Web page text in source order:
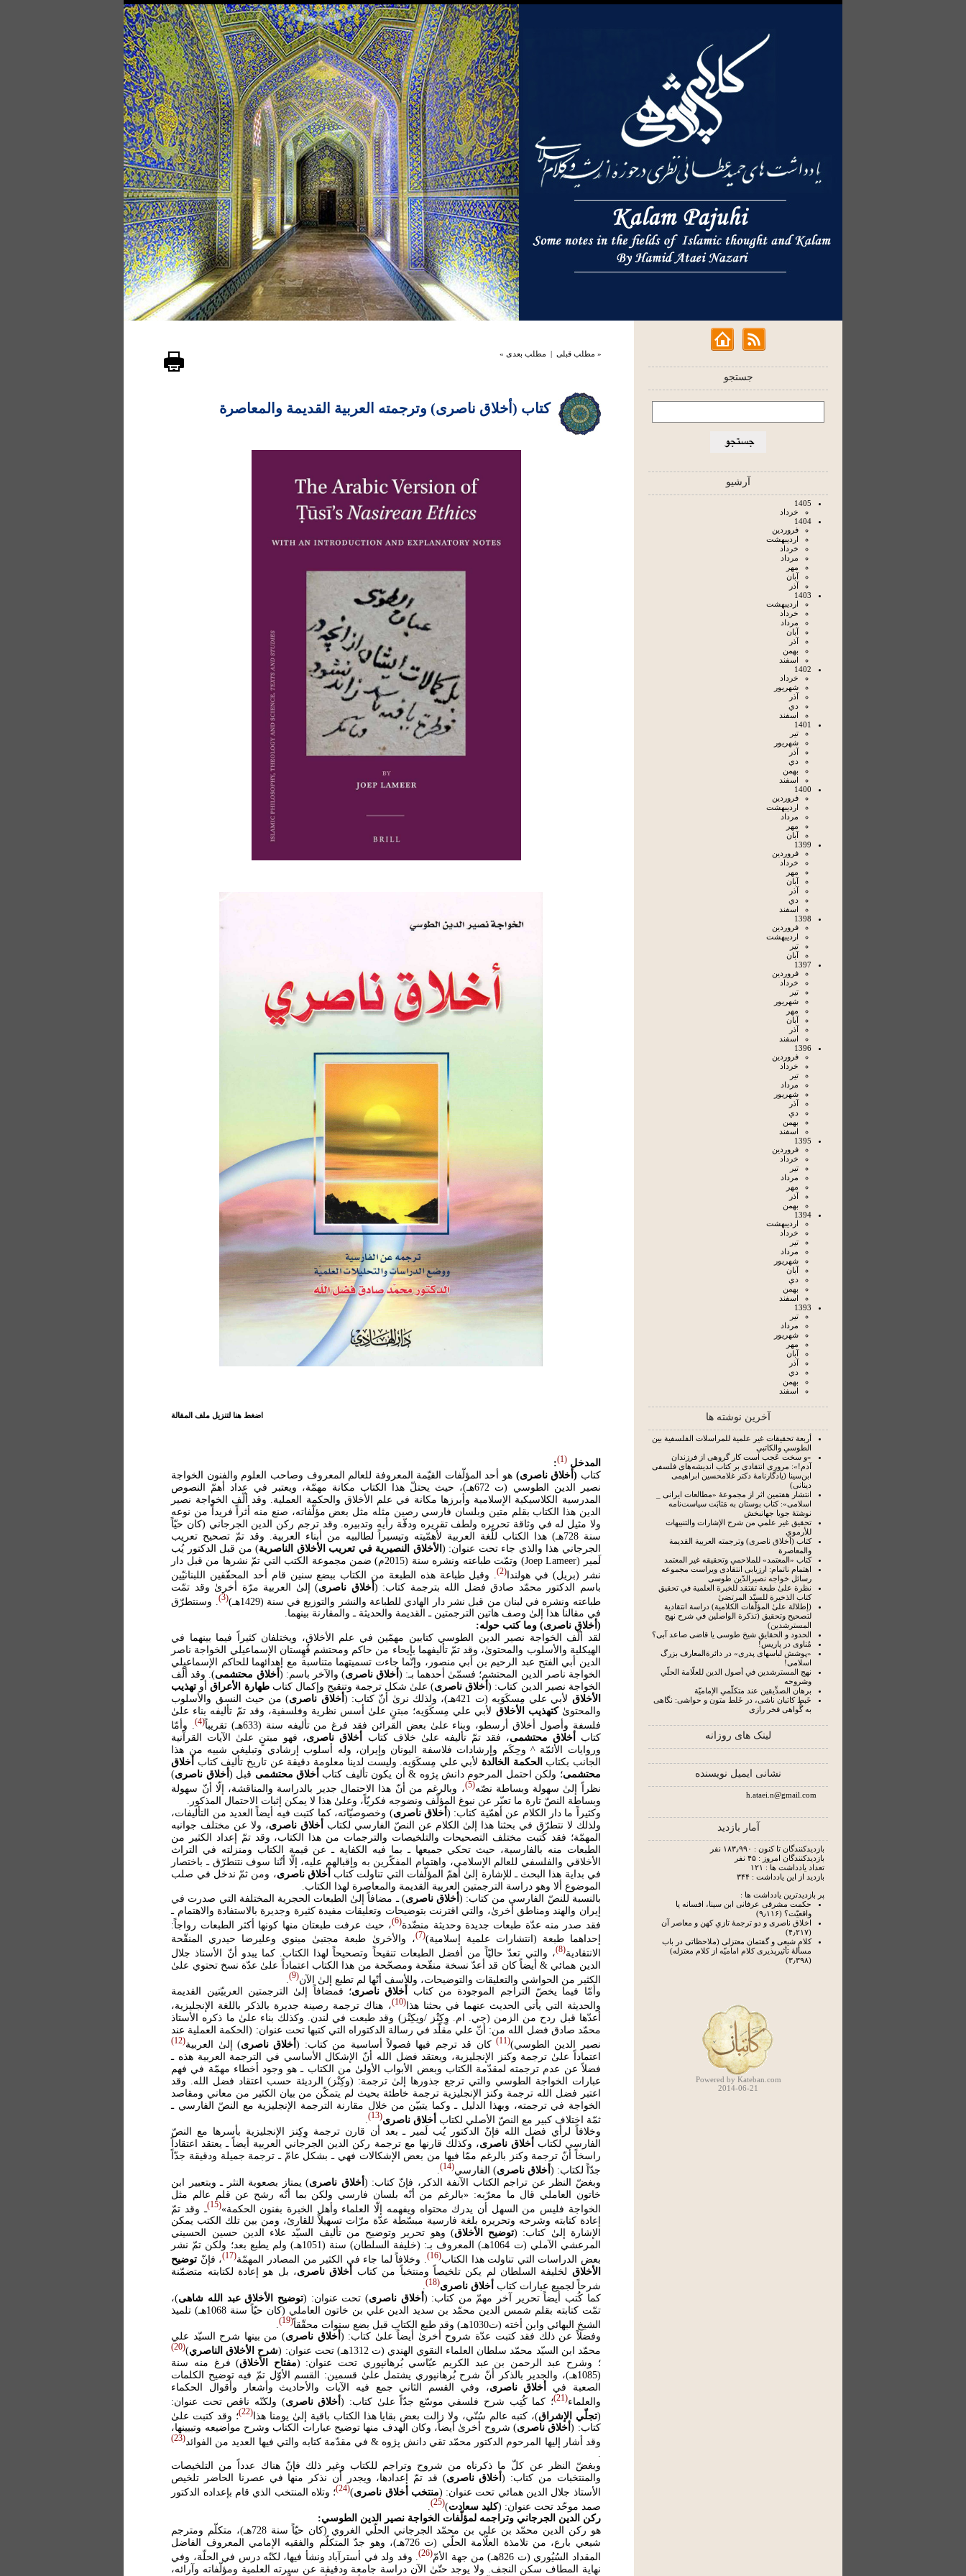
جستجو
آرشیو
1405
خرداد
1404
فروردين
ارديبهشت
خرداد
مرداد
مهر
آبان
آذر
1403
ارديبهشت
خرداد
مرداد
آبان
آذر
بهمن
اسفند
1402
خرداد
شهريور
آذر
دي
اسفند
1401
تير
شهريور
آذر
دي
بهمن
اسفند
1400
فروردين
ارديبهشت
مرداد
مهر
آبان
1399
فروردين
خرداد
مهر
آبان
آذر
دي
اسفند
1398
فروردين
ارديبهشت
تير
آبان
1397
فروردين
خرداد
تير
شهريور
مهر
آبان
آذر
اسفند
1396
فروردين
خرداد
تير
مرداد
شهريور
آذر
دي
بهمن
اسفند
1395
فروردين
خرداد
تير
مرداد
مهر
آذر
بهمن
1394
ارديبهشت
خرداد
تير
مرداد
شهريور
آبان
دي
بهمن
اسفند
1393
تير
مرداد
شهريور
مهر
آبان
آذر
دي
بهمن
اسفند
آخرین نوشته ها
أربعة تحقيقات غير علمية للمراسلات الفلسفية بين
الطوسي والكاتبي
«و سخت عَجب است کار گروهی از فرزندان
آدم!»: مروری انتقادی بر کتاب اندیشه‌های فلسفی
ابن‌سینا (یادگارنامۀ دکتر غلامحسین ابراهیمی
دینانی)
انتشار هفتمین اثر از مجموعۀ «مطالعات ایرانی _
اسلامی»: کتاب بوستان به‌ مَثابَت سیاست‌نامه
نوشتۀ جویا جهانبخش
تحقيق غير علمي من شرح الإشارات والتنبيهات
للأرموي
كتاب (أخلاق ناصرى) وترجمته العربية القديمة
والمعاصرة
كتاب «المعتمد» للملاحمي وتحقيقه غير المعتمد
اهتمام ناتمام: ارزیابی انتقادی ویراست مجموعه
رسائل خواجه نصیرالدّین طوسی
نظرة علىٰ طبعة تفتقد للخبرة العلمية في تحقيق
كتاب الذخيرة للسيّد المرتضىٰ
(إطلالة علىٰ المؤلّفات الكلامية) دراسة انتقادية
لتصحيح وتحقيق (تذكرة الواصلين في شرح نهج
المسترشدين)
الحدود و الحقایقِ شیخ طوسی یا قاضی صاعد آبی؟
مُناوی در پاریس!
«پوشش لباسهای پدری» در دائرة‌المعارف بزرگ
اسلامی!
نهج المسترشدين في أصول الدين للعلّامة الحلّي
وشروحه
برهان الصدِّيقين عند متكلّمي الإماميّة
خَبط کاتبان ناشی، در خَلط متون و حواشی: نگاهی
به گُواهی فخر رازی
لینک های روزانه
نشانی ایمیل نویسنده
h.ataei.n@gmail.com
آمار بازدید
بازدیدکنندگان تا کنون : ۱۸۳٫۹۹۰ نفر
بازدیدکنندگان امروز : ۴۵ نفر
تعداد یادداشت ها : ۱۲۱
بازدید از این یادداشت : ۳۴۴
پر بازدیدترین یادداشت ها :
حکمت مشرقی عرفانی ابن سینا، افسانه یا
واقعیّت؟ (۹٫۱۱۶)
اخلاق ناصری و دو ترجمۀ تازیِ کهن و معاصر آن
(۴٫۲۱۷)
کلام شیعی و گفتمان معتزلی (ملاحظاتی در باب
مسألۀ تأثیرپذیری کلام امامیّه از کلام معتزله)
(۳٫۳۹۸)
Powered by Kateban.com
2014-06-21
« مطلب قبلی | مطلب بعدی »
كتاب (أخلاق ناصرى) وترجمته العربية القديمة والمعاصرة
اضغط هنا لتنزيل ملف المقالة
المدخل 1
:
كتاب (أخلاق ناصرى) هو أحد المؤلّفات القيّمة المعروفة للعالم المعروف وصاحب العلوم والفنون الخواجة
نصير الدين الطوسي (ت 672هـ)، حيث يحتلّ هذا الكتاب مكانة مهمّة، ويعتبر في عداد أهمّ النصوص
المدرسية الكلاسيكية الإسلامية وأبرزها مكانة في علم الأخلاق والحكمة العملية. وقد ألّف الخواجة نصير
الدين هذا الكتاب بقلم متين وبلسان فارسي رصين مثله مثل بعض مؤلّفاته، صنع منه أثراً فريداً من نوعه
ولا مثيل له في وثاقة تحريره ولطف تقريره ودقّة رأيه وتدبيره. وقد ترجم ركن الدين الجرجاني (كان حيّاً
سنة 728هـ) هذا الكتاب للّغة العربية لأهمّيته وتيسيراً لطالبيه من أبناء العربية. وقد تمّ تصحيح تعريب
الجرجاني هذا والذي جاء تحت عنوان: ( الأخلاق النصيرية في تعريب الأخلاق الناصرية) من قبل الدكتور يُب
لَمير (Joep Lameer) وتمّت طباعته ونشره سنة (2015م) ضمن مجموعة الكتب التي تمّ نشرها من قبل دار
نشر (بريل) في هولندا 2 . وقبل طباعة هذه الطبعة من الكتاب ببضع سنين قام أحد المحقّقين اللبنانيّين
باسم الدكتور محمّد صادق فضل الله بترجمة كتاب: ( أخلاق ناصرى) إلىٰ العربية مرّة أخرىٰ وقد تمّت
طباعته ونشره في لبنان من قبل نشر دار الهادي للطباعة والنشر والتوزيع في سنة (1429هـ)
3
. وسنتطرّق
في مقالنا هذا إلىٰ وصف هاتين الترجمتين ـ القديمة والحديثة ـ والمقارنة بينهما.
(أخلاق ناصرى) وما كتب حوله:
لقد ألّف الخواجة نصير الدين الطوسي كتابين مهمّين في علم الأخلاق، ويختلفان كثيراً فيما بينهما في
الهيكلية والأسلوب والمحتوىٰ، وقد تمّ تأليفهما بإيحاء من حاكم ومحتشم قُهِستان الإسماعيلي الخواجة ناصر
الدين أبي الفتح عبد الرحيم بن أبي منصور، وإنّما جاءت تسميتهما متناسبة مع إهدائهما للحاكم الإسماعيلي
الخواجة ناصر الدين المحتشم؛ فسمّىٰ أحدهما بـ: (أخلاق ناصرى) والآخر باسم: ( أخلاق محتشمى). وقد ألّف
الخواجة نصير الدين كتاب: (أخلاق ناصرى) علىٰ شكل ترجمة وتنقيح وإكمال كتابطهارة الأعراقأو تهذيب
الأخلاق لأبي علي مِسكَوَيه (ت 421هـ)، ولذلك نرىٰ أنّ كتاب: ( أخلاق ناصرى) من حيث النسق والأسلوب
والمحتوىٰكتهذيب الأخلاق لأبي علي مِسكَوَيه؛ مبتنٍ علىٰ أسس نظرية وفلسفية، وقد تمّ تأليفه بناء علىٰ
فلسفة وأصول أخلاق أرسطو، وبناء علىٰ بعض القرائن فقد فرغ من تأليفه سنة (633هـ) تقريباً
4 . وأمّا
كتاب
أخلاق محتشمى، فقد تمّ تأليفه علىٰ خلاف كتاب أخلاق ناصرى، فهو مبتنٍ علىٰ الآيات القرآنية
وروايات الأئمّة ^ وحِكَم وإرشادات فلاسفة اليونان وإيران، وله أسلوب إرشادي وتبليغي شبيه من هذا
الجانب بكتاب الحكمة الخالدة لأبي علي مِسكَوَيه. وليست لدينا معلومة دقيقة عن تاريخ تأليف كتاب
أخلاق
محتشمى؛ ولكن احتمل المرحوم دانش پژوه & أن يكون تأليف كتاب أخلاق محتشمى قبل ( أخلاق ناصرى)
نظراً إلىٰ سهولة وبساطة نصّه 5 ، وبالرغم من أنّ هذا الاحتمال جدير بالدراسة والمناقشة، إلّا أنّ سهولة
وبساطة النصّ تارة ما تعبّر عن نبوغ المؤلّف ونضوجه فكريّاً، وعلىٰ هذا لا يمكن إثبات الاحتمال المذكور.
وكثيراً ما دار الكلام عن أهمّية كتاب: ( أخلاق ناصرى) وخصوصيّاته، كما كتبت فيه أيضاً العديد من التأليفات،
ولذلك لا نتطرّق في بحثنا هذا إلىٰ الكلام عن النصّ الفارسي لكتاب
أخلاق ناصرى، ولا عن مختلف جوانبه
المهمّة؛ فقد كُتبت مختلف التصحيحات والتلخيصات والترجمات من هذا الكتاب، وقد تمّ إعداد الكثير من
الطبعات منه بالفارسية، حيث تحكي جميعها ـ بما فيه الكفاية ـ عن قيمة الكتاب ومنزلته في التراث
الأخلاقي والفلسفي للعالم الإسلامي، واهتمام المفكّرين به وإقبالهم عليه، إلّا أنّنا سوف نتنطرّق ـ باختصار
في بداية هذا البحث ـ للإشارة إلىٰ أهمّ المؤلّفات التي تناولت كتاب أخلاق ناصرى، ومن ثمّ ندخل في صلب
الموضوع ألا وهو دراسة الترجمتين العربية القديمة والمعاصرة لهذا الكتاب.
بالنسبة للنصّ الفارسي من كتاب: ( أخلاق ناصرى) ـ مضافاً إلىٰ الطبعات الحجرية المختلفة التي صدرت في
إيران والهند ومناطق أخرىٰ، والتي اقترنت بتوضيحات وتعليقات مفيدة كثيرة وجديرة بالاستفادة والاهتمام ـ
فقد صدر منه عدّة طبعات جديدة وحديثة منضّدة 6 ، حيث عرفت طبعتان منها كونها أكثر الطبعات رواجاً:
إحداهما طبعة (انتشارات علمية إسلامية) 7 ، والأخرىٰ طبعة مجتبىٰ مينوي وعليرضا حيدري المنقّحة
الانتقادية 8 ، والتي تعدّ حاليّاً من أفضل الطبعات تنقيحاً وتصحيحاً لهذا الكتاب. كما يبدو أنّ الأستاذ جلال
الدين همائي & أيضاً كان قد أعدّ نسخة منقّحة ومصحّحة من هذا الكتاب اعتماداً علىٰ عدّة نسخ تحتوي علىٰ
الكثير من الحواشي والتعليقات والتوضيحات، وللأسف أنّها لم تطبع إلىٰ الآن 9
وأمّا فيما يخصّ التراجم الموجودة من كتاب
أخلاق ناصرى؛ فمضافاً إلىٰ الترجمتين العربيّتين القديمة
والحديثة التي يأتي الحديث عنهما في بحثنا هذا 10 ، هناك ترجمة رصينة جديرة بالذكر باللغة الإنجليزية،
أعدّها قبل ردح من الزمن (جي. ام. وِكِنْز /ويكِنْز) وقد طبعت في لندن. وكذلك بناء علىٰ ما ذكره الأستاذ
محمّد صادق فضل الله من: أنّ علي مقلّد في رسالة الدكتوراه التي كتبها تحت عنوان: (الحكمة العملية عند
نصير الدين الطوسي) 11 كان قد ترجم فيها فصولاً أساسية من كتاب: (أخلاق ناصرى) إلىٰ العربية 12
اعتماداً علىٰ ترجمة وكنز الإنجليزية، ويعتقد فضل الله أنّ الإشكال الأساسي في الترجمة العربية هذه ـ
فضلاً عن عدم ترجمته لمقدّمة الكتاب وبعض الأبواب الأولىٰ من الكتاب ـ هو وجود أخطاء مهمّة في فهم
عبارات الخواجة الطوسي والتي ترجع جذورها إلىٰ ترجمة: (وكِنْز) الرديئة حسب اعتقاد فضل الله. وقد
اعتبر فضل الله ترجمة وكنز الإنجليزية ترجمة خاطئة بحيث لم يتمكّن من بيان الكثير من معاني ومقاصد
الخواجة في ترجمته، وبهذا الدليل ـ وكما يتبيّن من خلال مقارنة الترجمة الإنجليزية مع النصّ الفارسي ـ
ثمّة اختلاف كبير مع النصّ الأصلي لكتاب أخلاق ناصرى 13
وخلافاً لرأي فضل الله فإنّ الدكتور يُب لَمير ـ بعد أن قارن ترجمة وِكِنز الإنجليزية بأسرها مع النصّ
الفارسي لكتاب
أخلاق ناصرى، وكذلك قارنها مع ترجمة ركن الدين الجرجاني العربية أيضاً ـ يعتقد اعتقاداً
راسخاً أنّ ترجمة وكنز بالرغم ممّا فيها من بعض الإشكالات فهي ـ بشكل عامّ ـ ترجمة جميلة ودقيقة جدّاً
جدّاً لكتاب: ( أخلاق ناصرى) الفارسي 14
وبغضّ النظر عن تراجم الكتاب الآنفة الذكر، فإنّ كتاب: ( أخلاق ناصرى) يمتاز بصعوبة النثر ـ وبتعبير ابن
خاتون العاملي قال ما معرّبه: «بالرغم من أنّه بلسان فارسي ولكن بما أنّه رشح عن قلم عالم مثل
الخواجة فليس من السهل أن يدرك محتواه ويفهمه إلّا العلماء وأهل الخبرة بفنون الحكمة» 15 ـ وقد تمّ
إعادة كتابته وشرحه وتحريره بلغة فارسية مبسّطة عدّة مرّات تسهيلاً للقارئ، ومن بين تلك الكتب يمكن
الإشارة إلىٰ كتاب: (توضيح الأخلاق) وهو تحرير وتوضيح من تأليف السيّد علاء الدين حسين الحسيني
المرعشي الآملي (ت 1064هـ) المعروف بـ: (خليفة السلطان) سنة (1051هـ) ولم يطبع بعد؛ ولكن تمّ نشر
بعض الدراسات التي تناولت هذا الكتاب 16 . وخلافاً لما جاء في الكثير من المصادر المهمّة 17 ، فإنّ توضيح
الأخلاق لخليفة السلطان لم يكن تلخيصاً ومنتخباً من كتاب أخلاق ناصرى، بل هو إعادة لكتابته متضمّنة
شرحاً لجميع عبارات كتاب أخلاق ناصرى 18
كما كُتب أيضاً تحرير آخر مهمّ من كتاب: ( أخلاق ناصرى) تحت عنوان: (توضيح الأخلاق عبد الله شاهى)،
تمّت كتابته بقلم شمس الدين محمّد بن سديد الدين علي بن خاتون العاملي (كان حيّاً سنة 1068هـ) تلميذ
الشيخ البهائي وابن أخته (ت1030هـ) وقد طبع الكتاب قبل بضع سنوات محقّقاً
19
وفضلاً عن ذلك فقد كتبت عدّة شروح أخرىٰ أيضاً علىٰ كتاب: ( أخلاق ناصرى) من بينها شرح السيّد علي
محمّد ابن السيّد محمّد سلطان العلماء النقوي الهندي (ت 1312هـ) تحت عنوان: (
شرح الأخلاق الناصري)
20
؛ وشرح عبد الرحمن بن عبد الكريم عبّاسي بُرهانپوري تحت عنوان: (مفتاح الأخلاق) فرغ منه سنة
(1085هـ)، والجدير بالذكر أنّ شرح بُرهانپوري يشتمل علىٰ قسمين: القسم الأوّل تمّ فيه توضيح الكلمات
الصعبة في
أخلاق ناصرى، وفي القسم الثاني جمع فيه الآيات والأحاديث وأشعار وأقوال الحكماء
والعلماء 21 ؛ كما كُتِب شرح فلسفي موسّع جدّاً علىٰ كتاب: (أخلاق ناصرى) ولكنّه ناقص تحت عنوان:
(تجلّي الإشراق)، كتبه عالم سُنّي، ولا زالت بعض بقايا هذا الكتاب باقية إلىٰ يومنا هذا 22 ؛ وقد كتبت علىٰ
كتاب: (أخلاق ناصرى) شروح أخرىٰ أيضاً، وكان الهدف منها توضيح عبارات الكتاب وشرح مواضيعه وتبيينها،
وقد أشار إليها المرحوم الدكتور محمّد تقي دانش پژوه & في مقدّمة كتابه والتي فيها العديد من الفوائد 23
.
وبغضّ النظر عن كلّ ما ذكرناه من شروح وتراجم للكتاب وغير ذلك فإنّ هناك عدداً من التلخيصات
والمنتخبات من كتاب: (أخلاق ناصرى) قد تمّ إعدادها، ويجدر أن نذكر منها في عصرنا الحاضر تلخيص
الأستاذ جلال الدين همائي تحت عنوان: (منتخب أخلاق ناصرى)
24 ؛ وتلاه المنتخب الذي قام بإعداده الدكتور
صمد موحّد تحت عنوان: (كليد سعادت)
25
ركن الدين الجرجاني وتراجمه لمؤلّفات الخواجة نصير الدين الطوسي:
هو ركن الدين محمّد بن علي بن محمّد الجرجاني الحلّي الغروي (كان حيّاً سنة 728هـ)، متكلّم ومترجم
شيعي بارع، من تلامذة العلّامة الحلّي (ت 726هـ)، وهو جدّ المتكلّم والفقيه الإمامي المعروف الفاضل
المقداد السُيُوري (ت 826هـ) من جهة الأمّ
26 . وقد ولد في أسترآباد ونشأ فيها، لكنّه درس في الحلّة، وفي
نهاية المطاف سكن النجف. ولا يوجد حتّىٰ الآن دراسة جامعة ودقيقة عن سيرته العلمية ومؤلّفاته وآرائه،